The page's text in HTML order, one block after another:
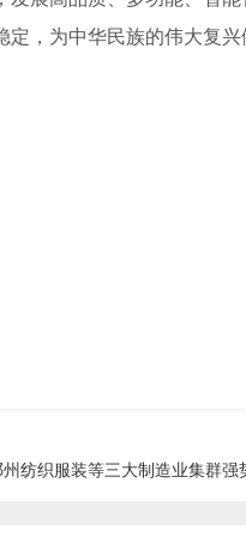
，为中华民族的伟大复兴
州纺织服装等三大制造业集群强